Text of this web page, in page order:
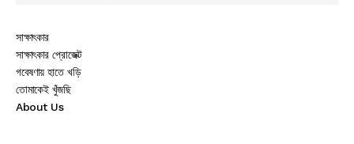
সাক্ষাৎকার
সাক্ষাৎকার প্রোজেক্ট
গবেষণায় হাতে খড়ি
তোমাকেই খুঁজছি
About Us